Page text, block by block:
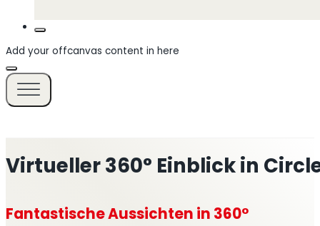
Add your offcanvas content in here
Fantastische Aussichten in 360°
Virtueller 360° Einblick in